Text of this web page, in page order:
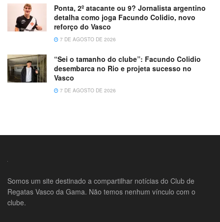
Ponta, 2º atacante ou 9? Jornalista argentino
detalha como joga Facundo Colidio, novo
reforço do Vasco
7 DE AGOSTO DE 2026
“Sei o tamanho do clube”: Facundo Colidio
desembarca no Rio e projeta sucesso no
Vasco
7 DE AGOSTO DE 2026
Somos um site destinado a compartilhar notícias do Club de
Regatas Vasco da Gama. Não temos nenhum vínculo com o
clube.